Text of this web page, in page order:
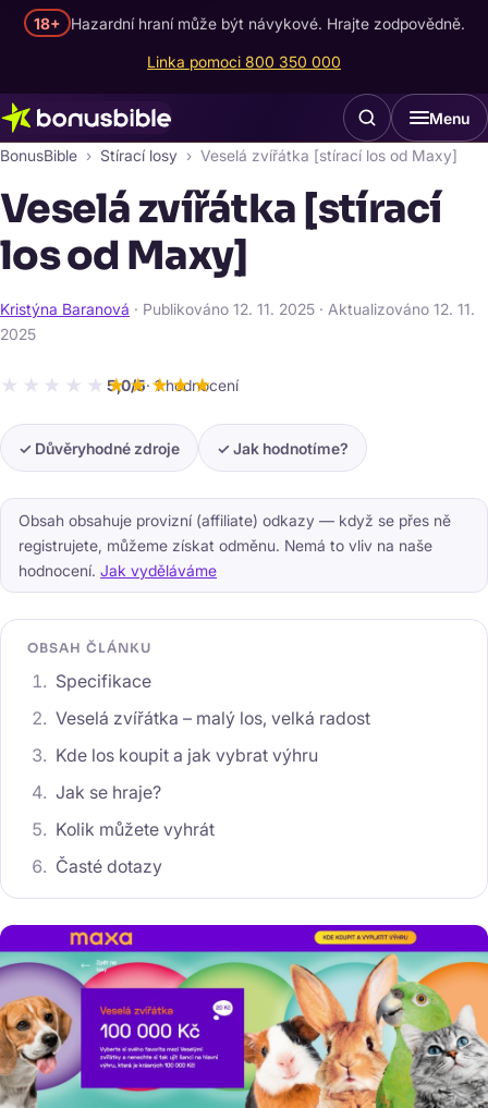
18+ Hazardní hraní může být návykové. Hrajte zodpovědně.
Linka pomoci 800 350 000
Menu
BonusBible Stírací losy Veselá zvířátka [stírací los od Maxy]
Veselá zvířátka [stírací
los od Maxy]
Kristýna Baranová · Publikováno 12. 11. 2025 · Aktualizováno 12. 11.
2025
★★★★★★★★★★
5,0/5· 1 hodnocení
✓ Důvěryhodné zdroje ✓ Jak hodnotíme?
Obsah obsahuje provizní (affiliate) odkazy — když se přes ně
registrujete, můžeme získat odměnu. Nemá to vliv na naše
hodnocení. Jak vyděláváme
OBSAH ČLÁNKU
Specifikace
Veselá zvířátka – malý los, velká radost
Kde los koupit a jak vybrat výhru
Jak se hraje?
Kolik můžete vyhrát
Časté dotazy